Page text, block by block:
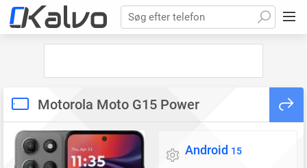
Søg efter telefon
Motorola Moto G15 Power
Styresystem
Android 15